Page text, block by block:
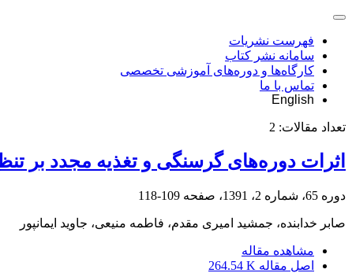
فهرست نشریات
سامانه نشر کتاب
کارگاه‌ها و دوره‌های آموزشی تخصصی
تماس با ما
English
تعداد مقالات: 2
اثرات دوره‌های گرسنگی و تغذیه مجدد بر
دوره 65، شماره 2، 1391، صفحه 109-118
صابر خدابنده، جمشید امیری مقدم، فاطمه منیعی، جاوید ایمانپور
مشاهده مقاله
اصل مقاله 264.54 K